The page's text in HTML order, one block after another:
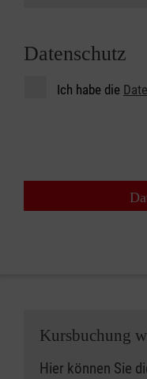
Datenschutz
Ich habe die
Kursbuchung
Hier können Sie